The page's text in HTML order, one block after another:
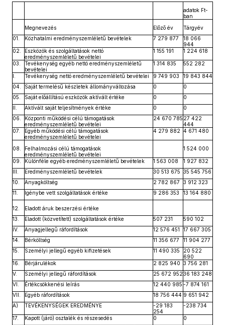
adatok Ft-
ban
Megnevezés
Előző év
Tárgyév
01.
Közhatalmi eredményszemléletű bevételek 7 279 877
18 066
944
02.
Eszközök és szolgáltatások nettó
eredményszemléletű bevételei
1 155 191 1 224 618
03.
Tevékenység egyéb nettó eredményszemléletű
bevételei
1 314 835 552 282
I. Tevékenység nettó eredményszemléletű bevételei 9 749 903
19 843 844
04.
Saját termelésű készletek állományváltozása 0
0
05.
Saját előállítású eszközök aktívált értéke 0
0
II.
Aktívált saját teljesítmények értéke 0
0
06.
Központi működési célú támogatások
eredményszemléletű bevételei
24 670 785 27 422
444
07.
Egyéb működési célú támogatások
eredményszemléletű bevételei
4 279 882 4 671 480
08.
Felhalmozási célú támogatások
eredményszemléletű bevételei
1 524 000
09. Különféle egyéb eredményszemléletű bevételek 1 563 008
1 927 832
III.
Eredményszemléletű bevételek 30 513 675 35 545 756
10.
Anyagköltség 2 782 867
3 912 323
11.
Igénybe vett szolgáltatások értéke 9 286 353 13 164 880
12.
Eladott áruk beszerzési értéke
13.
Eladott (közvetített) szolgáltatások értéke 507 231
590 102
IV.
Anyagjellegű ráfordítások 12 576 451
17 667 305
14.
Bérköltség 11 356 677
11 904 277
15.
Személyi jellegű egyéb kifizetések 11 490 335
20 522
690
16.
Bérjárulékok 2 825 940 3 756 281
V.
Személyi jellegű ráfordítások 25 672 95236 183 248
VI.
Értékcsökkenési leírás 12 440 985 -7 874 161
VII.
Egyéb ráfordítások 18 756 444 9 651 942
A)
TEVÉKENYSÉGEK EREDMÉNYE
-29 183
254
-238 734
17. Kapott (járó) osztalék és részesedés 0
0